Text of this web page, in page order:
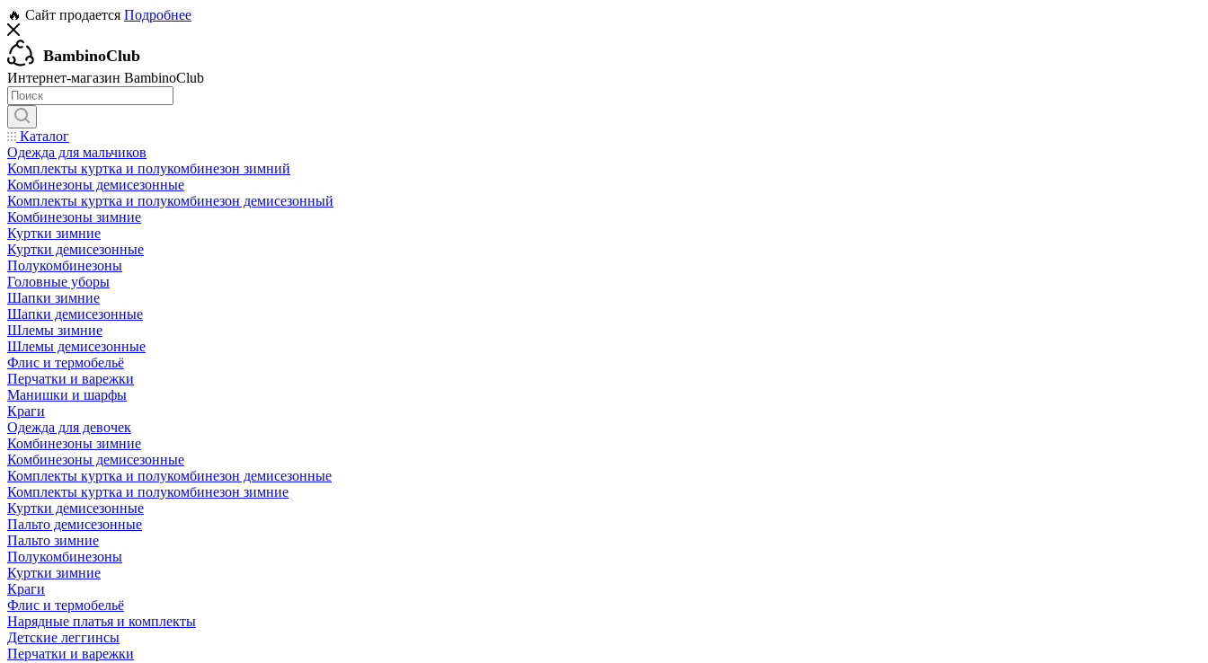
🔥 Сайт продается Подробнее
BambinoClub
Интернет-магазин BambinoClub
Каталог
Одежда для мальчиков
Комплекты куртка и полукомбинезон зимний
Комбинезоны демисезонные
Комплекты куртка и полукомбинезон демисезонный
Комбинезоны зимние
Куртки зимние
Куртки демисезонные
Полукомбинезоны
Головные уборы
Шапки зимние
Шапки демисезонные
Шлемы зимние
Шлемы демисезонные
Флис и термобельё
Перчатки и варежки
Манишки и шарфы
Краги
Одежда для девочек
Комбинезоны зимние
Комбинезоны демисезонные
Комплекты куртка и полукомбинезон демисезонные
Комплекты куртка и полукомбинезон зимние
Куртки демисезонные
Пальто демисезонные
Пальто зимние
Полукомбинезоны
Куртки зимние
Краги
Флис и термобельё
Нарядные платья и комплекты
Детские леггинсы
Перчатки и варежки